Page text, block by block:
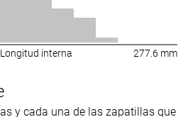
Longitud interna 277.6 mm
y cada una de las zapatillas que